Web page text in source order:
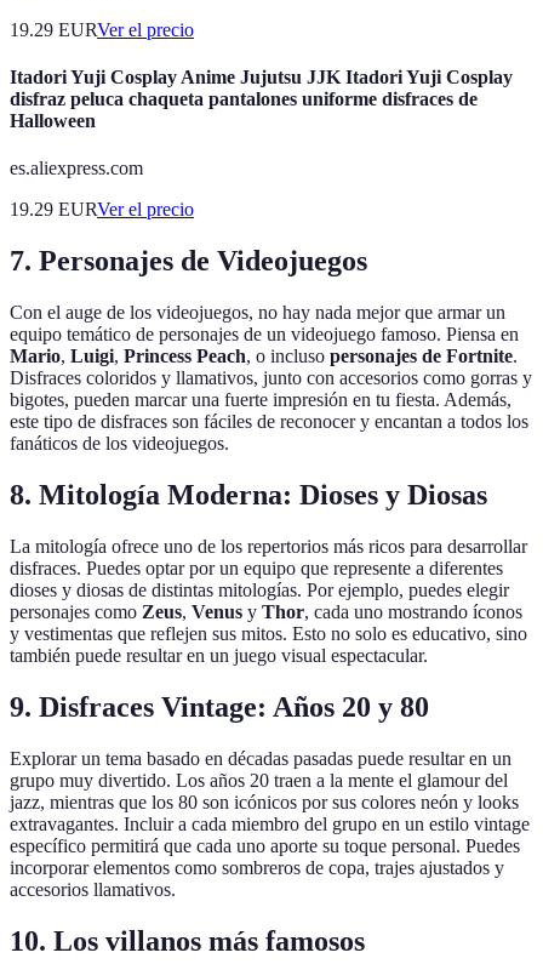
19.29 EURVer el precio
Itadori Yuji Cosplay Anime Jujutsu JJK Itadori Yuji Cosplay
disfraz peluca chaqueta pantalones uniforme disfraces de
Halloween
es.aliexpress.com
19.29 EURVer el precio
7. Personajes de Videojuegos
Con el auge de los videojuegos, no hay nada mejor que armar un
equipo temático de personajes de un videojuego famoso. Piensa en
Mario, Luigi, Princess Peach, o incluso personajes de Fortnite.
Disfraces coloridos y llamativos, junto con accesorios como gorras y
bigotes, pueden marcar una fuerte impresión en tu fiesta. Además,
este tipo de disfraces son fáciles de reconocer y encantan a todos los
fanáticos de los videojuegos.
8. Mitología Moderna: Dioses y Diosas
La mitología ofrece uno de los repertorios más ricos para desarrollar
disfraces. Puedes optar por un equipo que represente a diferentes
dioses y diosas de distintas mitologías. Por ejemplo, puedes elegir
personajes como Zeus, Venus y Thor, cada uno mostrando íconos
y vestimentas que reflejen sus mitos. Esto no solo es educativo, sino
también puede resultar en un juego visual espectacular.
9. Disfraces Vintage: Años 20 y 80
Explorar un tema basado en décadas pasadas puede resultar en un
grupo muy divertido. Los años 20 traen a la mente el glamour del
jazz, mientras que los 80 son icónicos por sus colores neón y looks
extravagantes. Incluir a cada miembro del grupo en un estilo vintage
específico permitirá que cada uno aporte su toque personal. Puedes
incorporar elementos como sombreros de copa, trajes ajustados y
accesorios llamativos.
10. Los villanos más famosos